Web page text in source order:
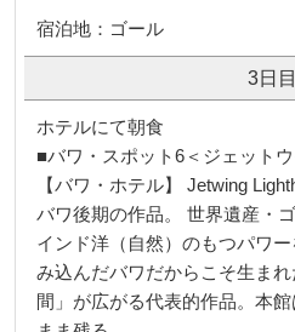
宿泊地：ゴール
3日目
ホテルにて朝食
■バワ・スポット6＜ジェット
【バワ・ホテル】 Jetwing
バワ後期の作品。 世界遺産・
インド洋（自然）のもつパワ
み込んだバワだからこそ生ま
間」が広がる代表的作品。本